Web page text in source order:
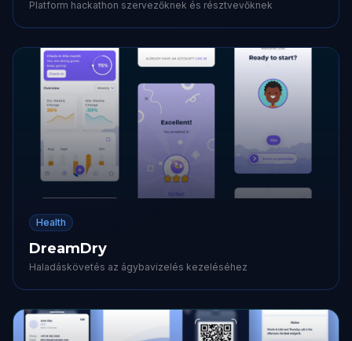
Platform hackathon szervezőknek és résztvevőknek
Health
DreamDry
Haladáskövetés az ágybavizelés kezeléséhez